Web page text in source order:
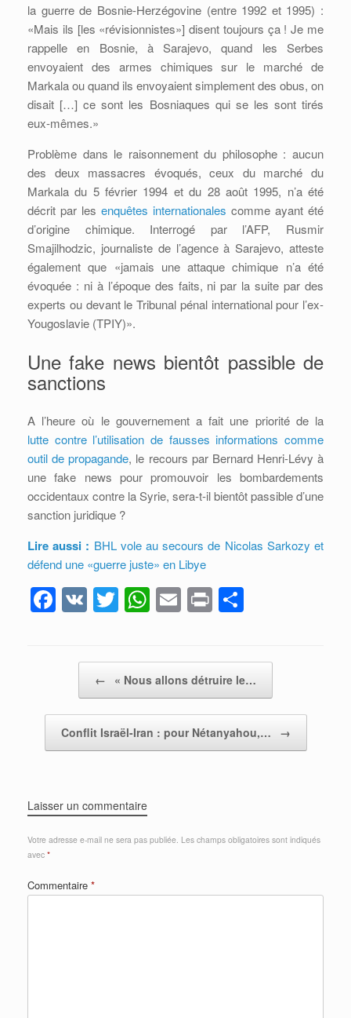
la guerre de Bosnie-Herzégovine (entre 1992 et 1995) :
«Mais ils [les «révisionnistes»] disent toujours ça ! Je me
rappelle en Bosnie, à Sarajevo, quand les Serbes
envoyaient des armes chimiques sur le marché de
Markala ou quand ils envoyaient simplement des obus, on
disait […] ce sont les Bosniaques qui se les sont tirés
eux-mêmes.»
Problème dans le raisonnement du philosophe : aucun
des deux massacres évoqués, ceux du marché du
Markala du 5 février 1994 et du 28 août 1995, n’a été
décrit par les enquêtes internationales comme ayant été
d’origine chimique. Interrogé par l’AFP, Rusmir
Smajilhodzic, journaliste de l’agence à Sarajevo, atteste
également que «jamais une attaque chimique n’a été
évoquée : ni à l’époque des faits, ni par la suite par des
experts ou devant le Tribunal pénal international pour l’ex-
Yougoslavie (TPIY)».
Une fake news bientôt passible de
sanctions
A l’heure où le gouvernement a fait une priorité de la
lutte contre l’utilisation de fausses informations comme
outil de propagande, le recours par Bernard Henri-Lévy à
une fake news pour promouvoir les bombardements
occidentaux contre la Syrie, sera-t-il bientôt passible d’une
sanction juridique ?
Lire aussi : BHL vole au secours de Nicolas Sarkozy et
défend une «guerre juste» en Libye
F
a
o
o
V
K
T
wi
er
W
h
s
A
p
p
E
m
Pr
in
g
er
Post navigation
← « Nous allons détruire le…
Conflit Israël-Iran : pour Nétanyahou,… →
Laisser un commentaire
Votre adresse e-mail ne sera pas publiée. Les champs obligatoires sont indiqués
avec *
Commentaire *